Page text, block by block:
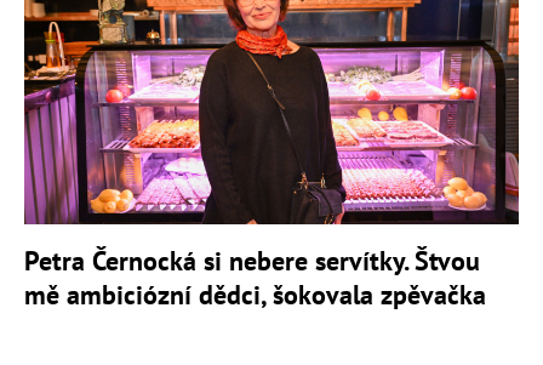
Petra Černocká si nebere servítky. Štvou
mě ambiciózní dědci, šokovala zpěvačka